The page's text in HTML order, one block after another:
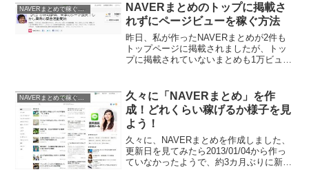
NAVERまとめのトップに掲載さ
れずにページビューを稼ぐ方法
昨日、私が作ったNAVERまとめが2件も
トップページに掲載されましたが、トッ
プに掲載されていないまとめも1万ビュー
った、「小林可夢偉、来季のシート喪失
の、しかし異例の募...
NAVERまとめで稼ぐ方法
久々に「NAVERまとめ」を作
成！どれくらい稼げるか様子を見
よう！
久々に、NAVERまとめを作成しました、
更新日を見てみたら2013/01/04から作っ
ていなかったようで、約3カ月ぶりに新規